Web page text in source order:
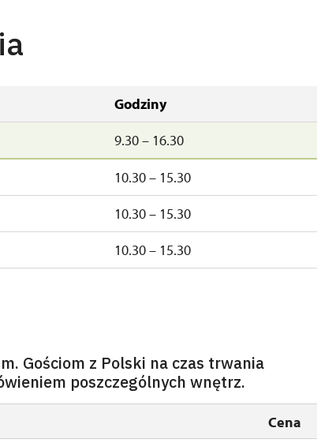
Godziny
9.30 – 16.30
10.30 – 15.30
10.30 – 15.30
10.30 – 15.30
Gościom z Polski na czas trwania
poszczególnych wnętrz.
Cena